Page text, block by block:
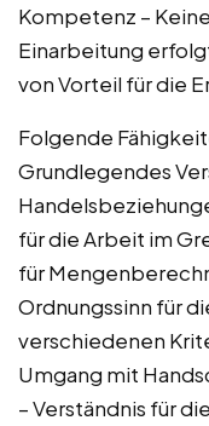
Kompetenz –
Einarbeitung
von Vorteil für die
Folgende
Grundlegendes
für die Arbeit im
für
Ordnungssinn für
verschiedenen
Umgang mit
– Verständnis für